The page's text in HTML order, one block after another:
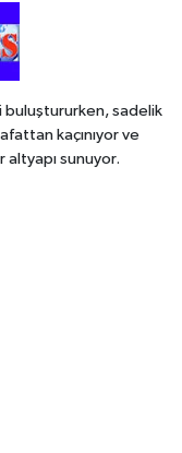
buluştururken, sadelik
kaçınıyor ve
sunuyor.